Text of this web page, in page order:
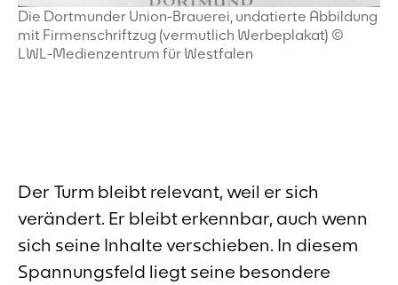
Die Dortmunder Union-Brauerei, undatierte Abbildung
mit Firmenschriftzug (vermutlich Werbeplakat) ©
LWL-Medienzentrum für Westfalen
Der Turm bleibt relevant, weil er sich
verändert. Er bleibt erkennbar, auch wenn
sich seine Inhalte verschieben. In diesem
Spannungsfeld liegt seine besondere